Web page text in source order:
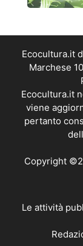
Ecocultura.it
Marchese
Ecocultura.it
viene
pertanto
Copyright
Le attività